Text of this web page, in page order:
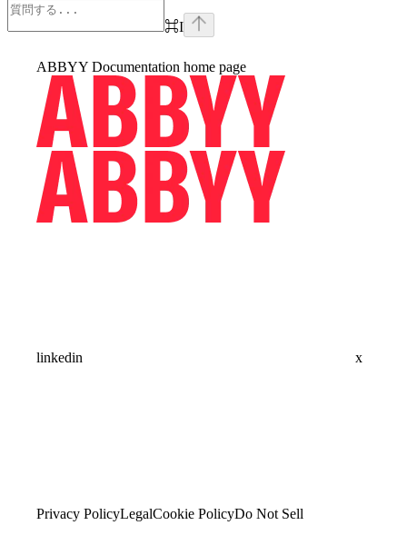
⌘I
ABBYY Documentation home page
linkedin x
Privacy PolicyLegalCookie PolicyDo Not Sell